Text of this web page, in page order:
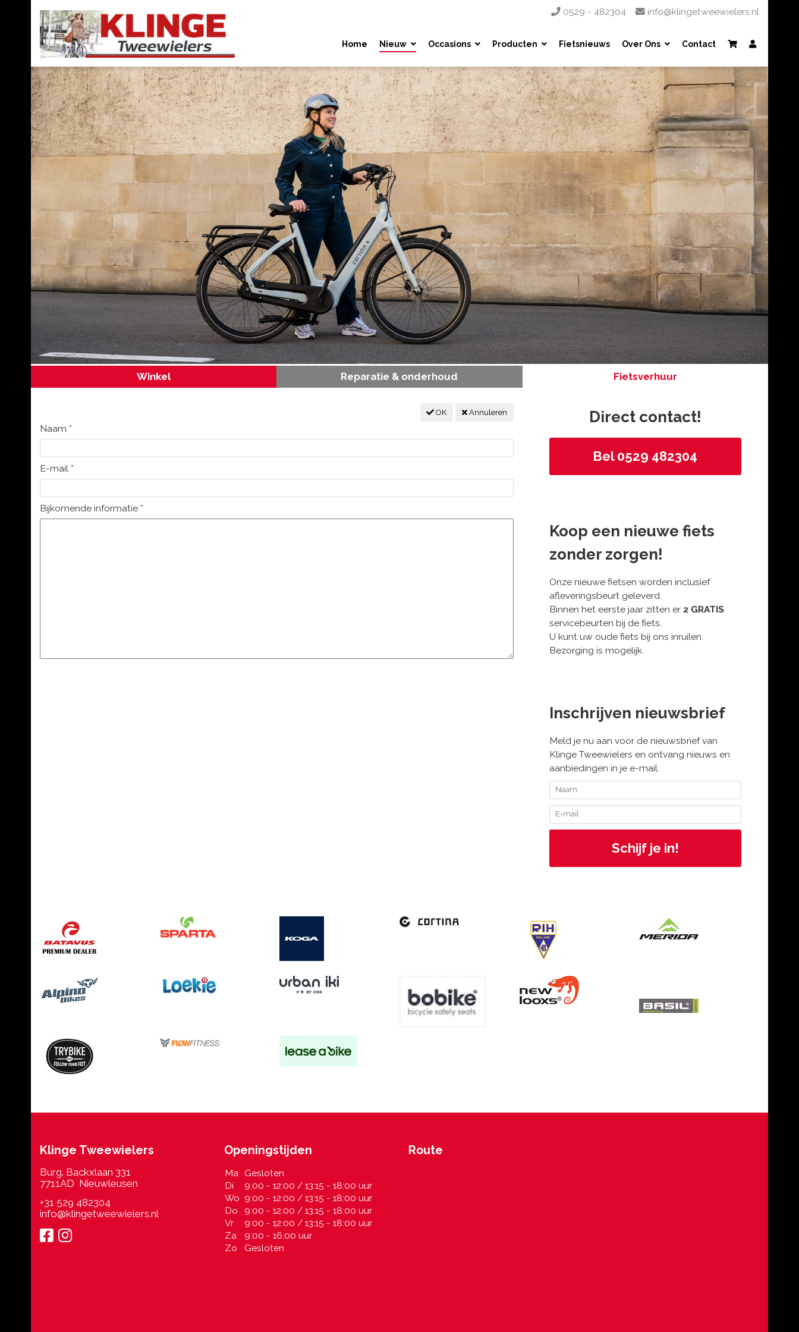
0529 - 482304 info@klingetweewielers.nl
Home Nieuw Occasions Producten Fietsnieuws Over Ons Contact
Winkel Reparatie & onderhoud Fietsverhuur
OK Annuleren
Naam *
E-mail *
Bijkomende informatie *
Direct contact!
Bel 0529 482304
Koop een nieuwe fiets
zonder zorgen!
Onze nieuwe fietsen worden inclusief
afleveringsbeurt geleverd.
Binnen het eerste jaar zitten er 2 GRATIS
servicebeurten bij de fiets.
U kunt uw oude fiets bij ons inruilen.
Bezorging is mogelijk.
Inschrijven nieuwsbrief
Meld je nu aan voor de nieuwsbrief van
Klinge Tweewielers en ontvang nieuws en
aanbiedingen in je e-mail.
Klinge Tweewielers
Burg. Backxlaan 331
7711AD Nieuwleusen
+31 529 482304
info@klingetweewielers.nl
Openingstijden
Ma Gesloten
Di
9:00 - 12:00 / 13:15 - 18:00 uur
Wo 9:00 - 12:00 / 13:15 - 18:00 uur
Do
9:00 - 12:00 / 13:15 - 18:00 uur
Vr
9:00 - 12:00 / 13:15 - 18:00 uur
Za
9:00 - 16:00 uur
Zo
Gesloten
Route